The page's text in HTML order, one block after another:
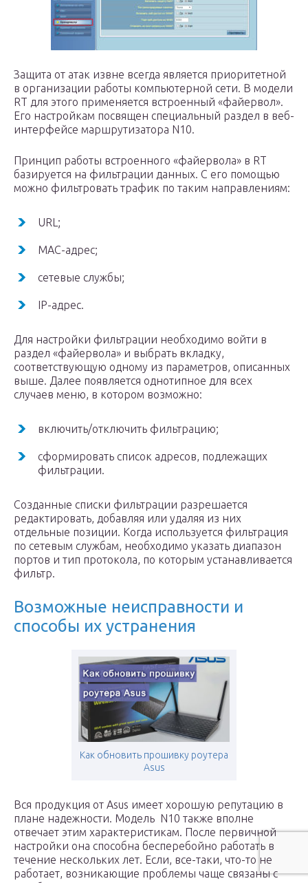
Защита от атак извне всегда является приоритетной
в организации работы компьютерной сети. В модели
RT для этого применяется встроенный «файервол».
Его настройкам посвящен специальный раздел в веб-
интерфейсе маршрутизатора N10.
Принцип работы встроенного «файервола» в RT
базируется на фильтрации данных. С его помощью
можно фильтровать трафик по таким направлениям:
URL;
МАС-адрес;
сетевые службы;
IP-адрес.
Для настройки фильтрации необходимо войти в
раздел «файервола» и выбрать вкладку,
соответствующую одному из параметров, описанных
выше. Далее появляется однотипное для всех
случаев меню, в котором возможно:
включить/отключить фильтрацию;
сформировать список адресов, подлежащих
фильтрации.
Созданные списки фильтрации разрешается
редактировать, добавляя или удаляя из них
отдельные позиции. Когда используется фильтрация
по сетевым службам, необходимо указать диапазон
портов и тип протокола, по которым устанавливается
фильтр.
Возможные неисправности и
способы их устранения
Как обновить прошивку роутера
Asus
Вся продукция от Asus имеет хорошую репутацию в
плане надежности. Модель N10 также вполне
отвечает этим характеристикам. После первичной
настройки она способна бесперебойно работать в
течение нескольких лет. Если, все-таки, что-то не
работает, возникающие проблемы чаще связаны с